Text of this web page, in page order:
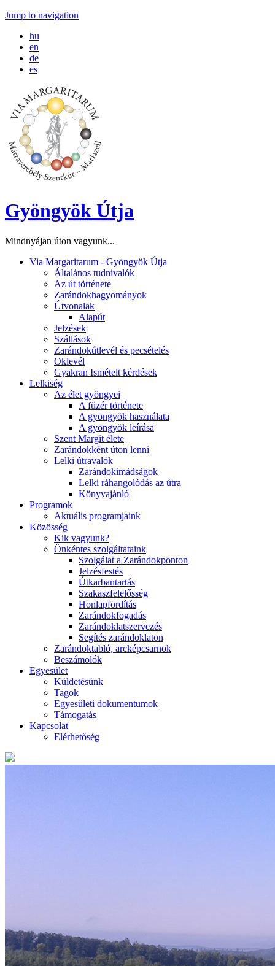
Jump to navigation
hu
en
de
es
Gyöngyök Útja
Mindnyájan úton vagyunk...
Via Margaritarum - Gyöngyök Útja
Általános tudnivalók
Az út története
Zarándokhagyományok
Útvonalak
Alapút
Jelzések
Szállások
Zarándokútlevél és pecsételés
Oklevél
Gyakran Ismételt kérdések
Lelkiség
Az élet gyöngyei
A füzér története
A gyöngyök használata
A gyöngyök leírása
Szent Margit élete
Zarándokként úton lenni
Lelki útravalók
Zarándokimádságok
Lelki ráhangolódás az útra
Könyvajánló
Programok
Aktuális programjaink
Közösség
Kik vagyunk?
Önkéntes szolgáltataink
Szolgálat a Zarándokponton
Jelzésfestés
Útkarbantartás
Szakaszfelelősség
Honlapfordítás
Zarándokfogadás
Zarándoklatszervezés
Segítés zarándoklaton
Zarándoktabló, arcképcsarnok
Beszámolók
Egyesület
Küldetésünk
Tagok
Egyesületi dokumentumok
Támogatás
Kapcsolat
Elérhetőség